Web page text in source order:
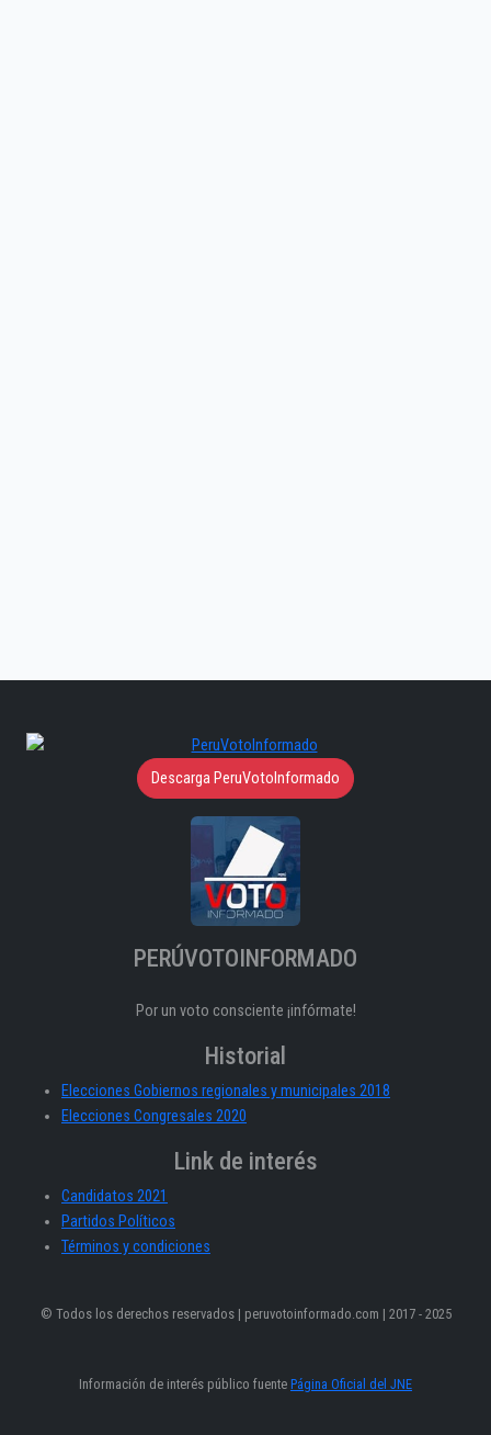
Descarga PeruVotoInformado
PERÚVOTOINFORMADO
Por un voto consciente ¡infórmate!
Historial
Elecciones Gobiernos regionales y municipales 2018
Elecciones Congresales 2020
Link de interés
Candidatos 2021
Partidos Políticos
Términos y condiciones
© Todos los derechos reservados | peruvotoinformado.com | 2017 - 2025
Información de interés público fuente Página Oficial del JNE